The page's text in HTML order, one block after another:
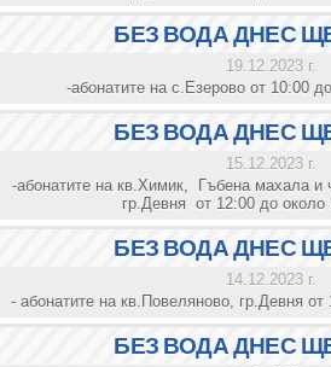
БЕЗ ВОДА ДНЕС
19.12.2023 г.
-абонатите на с.Езерово от 10:00
БЕЗ ВОДА ДНЕС
15.12.2023 г.
-абонатите на кв.Химик, Гъбена махала и
гр.Девня от 12:00 до около
БЕЗ ВОДА ДНЕС
14.12.2023 г.
- абонатите на кв.Повеляново, гр.Девня
БЕЗ ВОДА ДНЕС